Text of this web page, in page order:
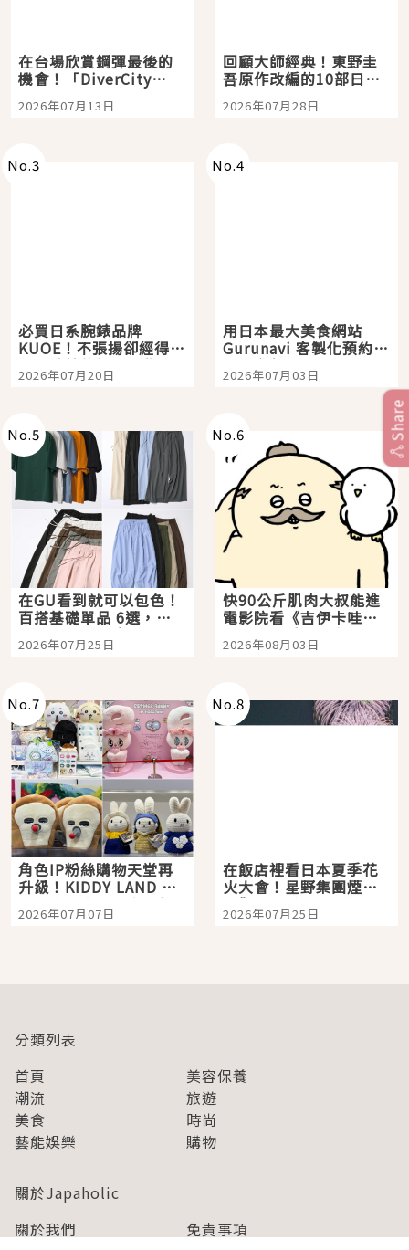
在台場欣賞鋼彈最後的
機會！「DiverCity
Tokyo Plaza」搭船、
購物、美食及夜景，一
2026年07月13日
回顧大師經典！東野圭
吾原作改編的10部日本
影視作品推薦
2026年07月28日
No.3
必買日系腕錶品牌
KUOE！不張揚卻經得起
時間洗鍊的經典之作五
選
2026年07月20日
No.4
用日本最大美食網站
Gurunavi 客製化預約九
大都市餐廳，打造專屬
美食體驗！
2026年07月03日
No.5
在GU看到就可以包色！
百搭基礎單品 6選，閉
眼全收也不心疼
2026年07月25日
No.6
快90公斤肌肉大叔能進
電影院看《吉伊卡哇》
嗎？日本重金屬樂團
「打首」會長與nagano
2026年08月03日
No.7
角色IP粉絲購物天堂再
升級！KIDDY LAND 原
宿店吉伊卡哇迎客，新
開幕 OMOKADO 店3分
2026年07月07日
No.8
在飯店裡看日本夏季花
火大會！星野集團煙火
景觀飯店6選，讓你不用
人擠人悠閒欣賞
2026年07月25日
Share
分類列表
首頁
美容保養
潮流
旅遊
美食
時尚
藝能娛樂
購物
關於Japaholic
關於我們
免責事項